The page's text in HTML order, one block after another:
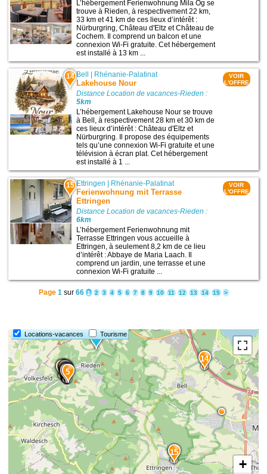
L’hébergement Ferienwohnung Mila Og se
trouve à Rieden, à respectivement 22 km,
33 km et 41 km de ces lieux d’intérêt :
Nürburgring, Château d'Eltz et Château de
Cochem. Il comprend un balcon et une
connexion Wi-Fi gratuite. Cet hébergement
est installé à 13 km ...
14 Bell Rhénanie-Palatinat
Lakehouse Nour
Distance Location de vacances-Rieden :
5km
L’hébergement Lakehouse Nour se trouve
à Bell, à respectivement 28 km et 30 km de
ces lieux d’intérêt : Château d'Eltz et
Nürburgring. Il propose des équipements
tels qu’une connexion Wi-Fi gratuite et une
télévision à écran plat. Cet hébergement
est installé à 1 ...
VOIR
L'OFFRE
15 Ettringen Rhénanie-Palatinat
Ferienwohnung mit Terrasse
Ettringen
Distance Location de vacances-Rieden :
6km
L’hébergement Ferienwohnung mit
Terrasse Ettringen vous accueille à
Ettringen, à seulement 8,2 km de ce lieu
d’intérêt : Abbaye de Maria Laach. Il
comprend un jardin, une terrasse et une
connexion Wi-Fi gratuite ...
VOIR
L'OFFRE
Page 1sur 66 1 2 3 4 5 6 7 8 9 10 11 12 13 14 15 >
Locations-vacances Tourisme
15
14
13
1211
10
9
8
7
65
4
32
1
+